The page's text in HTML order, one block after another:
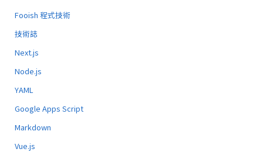
Fooish 程式技術
技術誌
Next.js
Node.js
YAML
Google Apps Script
Markdown
Vue.js